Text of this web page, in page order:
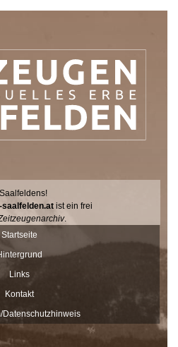
saalfelden.at ist ein frei
.
Thomas Junker gemeinsam mit
Schloss Ritzen im Auftrag der
auf hält ihre Geschichten
fest.
für Stück auf dieser Seite
zu Themen und
und das Onlineportale vom
LEADER
Startseite
Links
Kontakt
Datenschutzhinweis